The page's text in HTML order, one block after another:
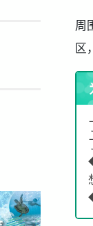
周
区